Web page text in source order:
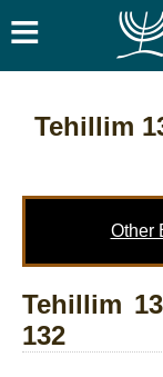
≡
Tehillim
Other
Tehillim
132